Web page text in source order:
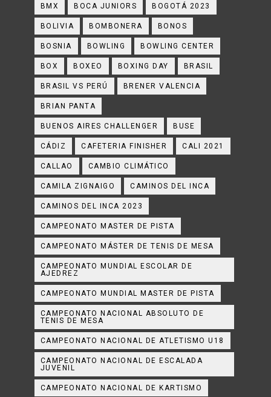
BMX BOCA JUNIORS BOGOTÁ 2023
BOLIVIA BOMBONERA BONOS
BOSNIA BOWLING BOWLING CENTER
BOX BOXEO BOXING DAY BRASIL
BRASIL VS PERÚ BRENER VALENCIA
BRIAN PANTA
BUENOS AIRES CHALLENGER BUSE
CÁDIZ CAFETERIA FINISHER CALI 2021
CALLAO CAMBIO CLIMÁTICO
CAMILA ZIGNAIGO CAMINOS DEL INCA
CAMINOS DEL INCA 2023
CAMPEONATO MASTER DE PISTA
CAMPEONATO MÁSTER DE TENIS DE MESA
CAMPEONATO MUNDIAL ESCOLAR DE
AJEDREZ
CAMPEONATO MUNDIAL MASTER DE PISTA
CAMPEONATO NACIONAL ABSOLUTO DE
TENIS DE MESA
CAMPEONATO NACIONAL DE ATLETISMO U18
CAMPEONATO NACIONAL DE ESCALADA
JUVENIL
CAMPEONATO NACIONAL DE KARTISMO